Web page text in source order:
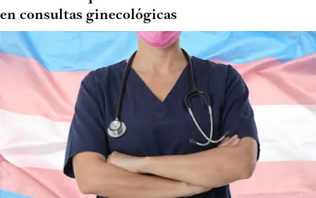
en consultas ginecológicas